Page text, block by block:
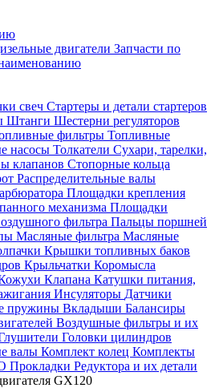
двигатели Запчасти по
свеч Стартеры и детали стартеров
Штанги Шестерни регуляторов
фильтры Топливные
насосы Толкатели Сухари, тарелки,
клапанов Стопорные кольца
Распределительные валы
Площадки крепления
механизма Площадки
фильтра Пальцы поршней
Масляные фильтра Масляные
Крышки топливных баков
Крыльчатки Коромысла
Клапана Катушки питания,
Инсуляторы Датчики
пружины Вкладыши Балансиры
Воздушные фильтры и их
Головки цилиндров
валы Комплект колец Комплекты
Прокладки Редуктора и их детали
GX120